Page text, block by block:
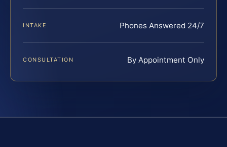
INTAKE Phones Answered 24/7
CONSULTATION By Appointment Only